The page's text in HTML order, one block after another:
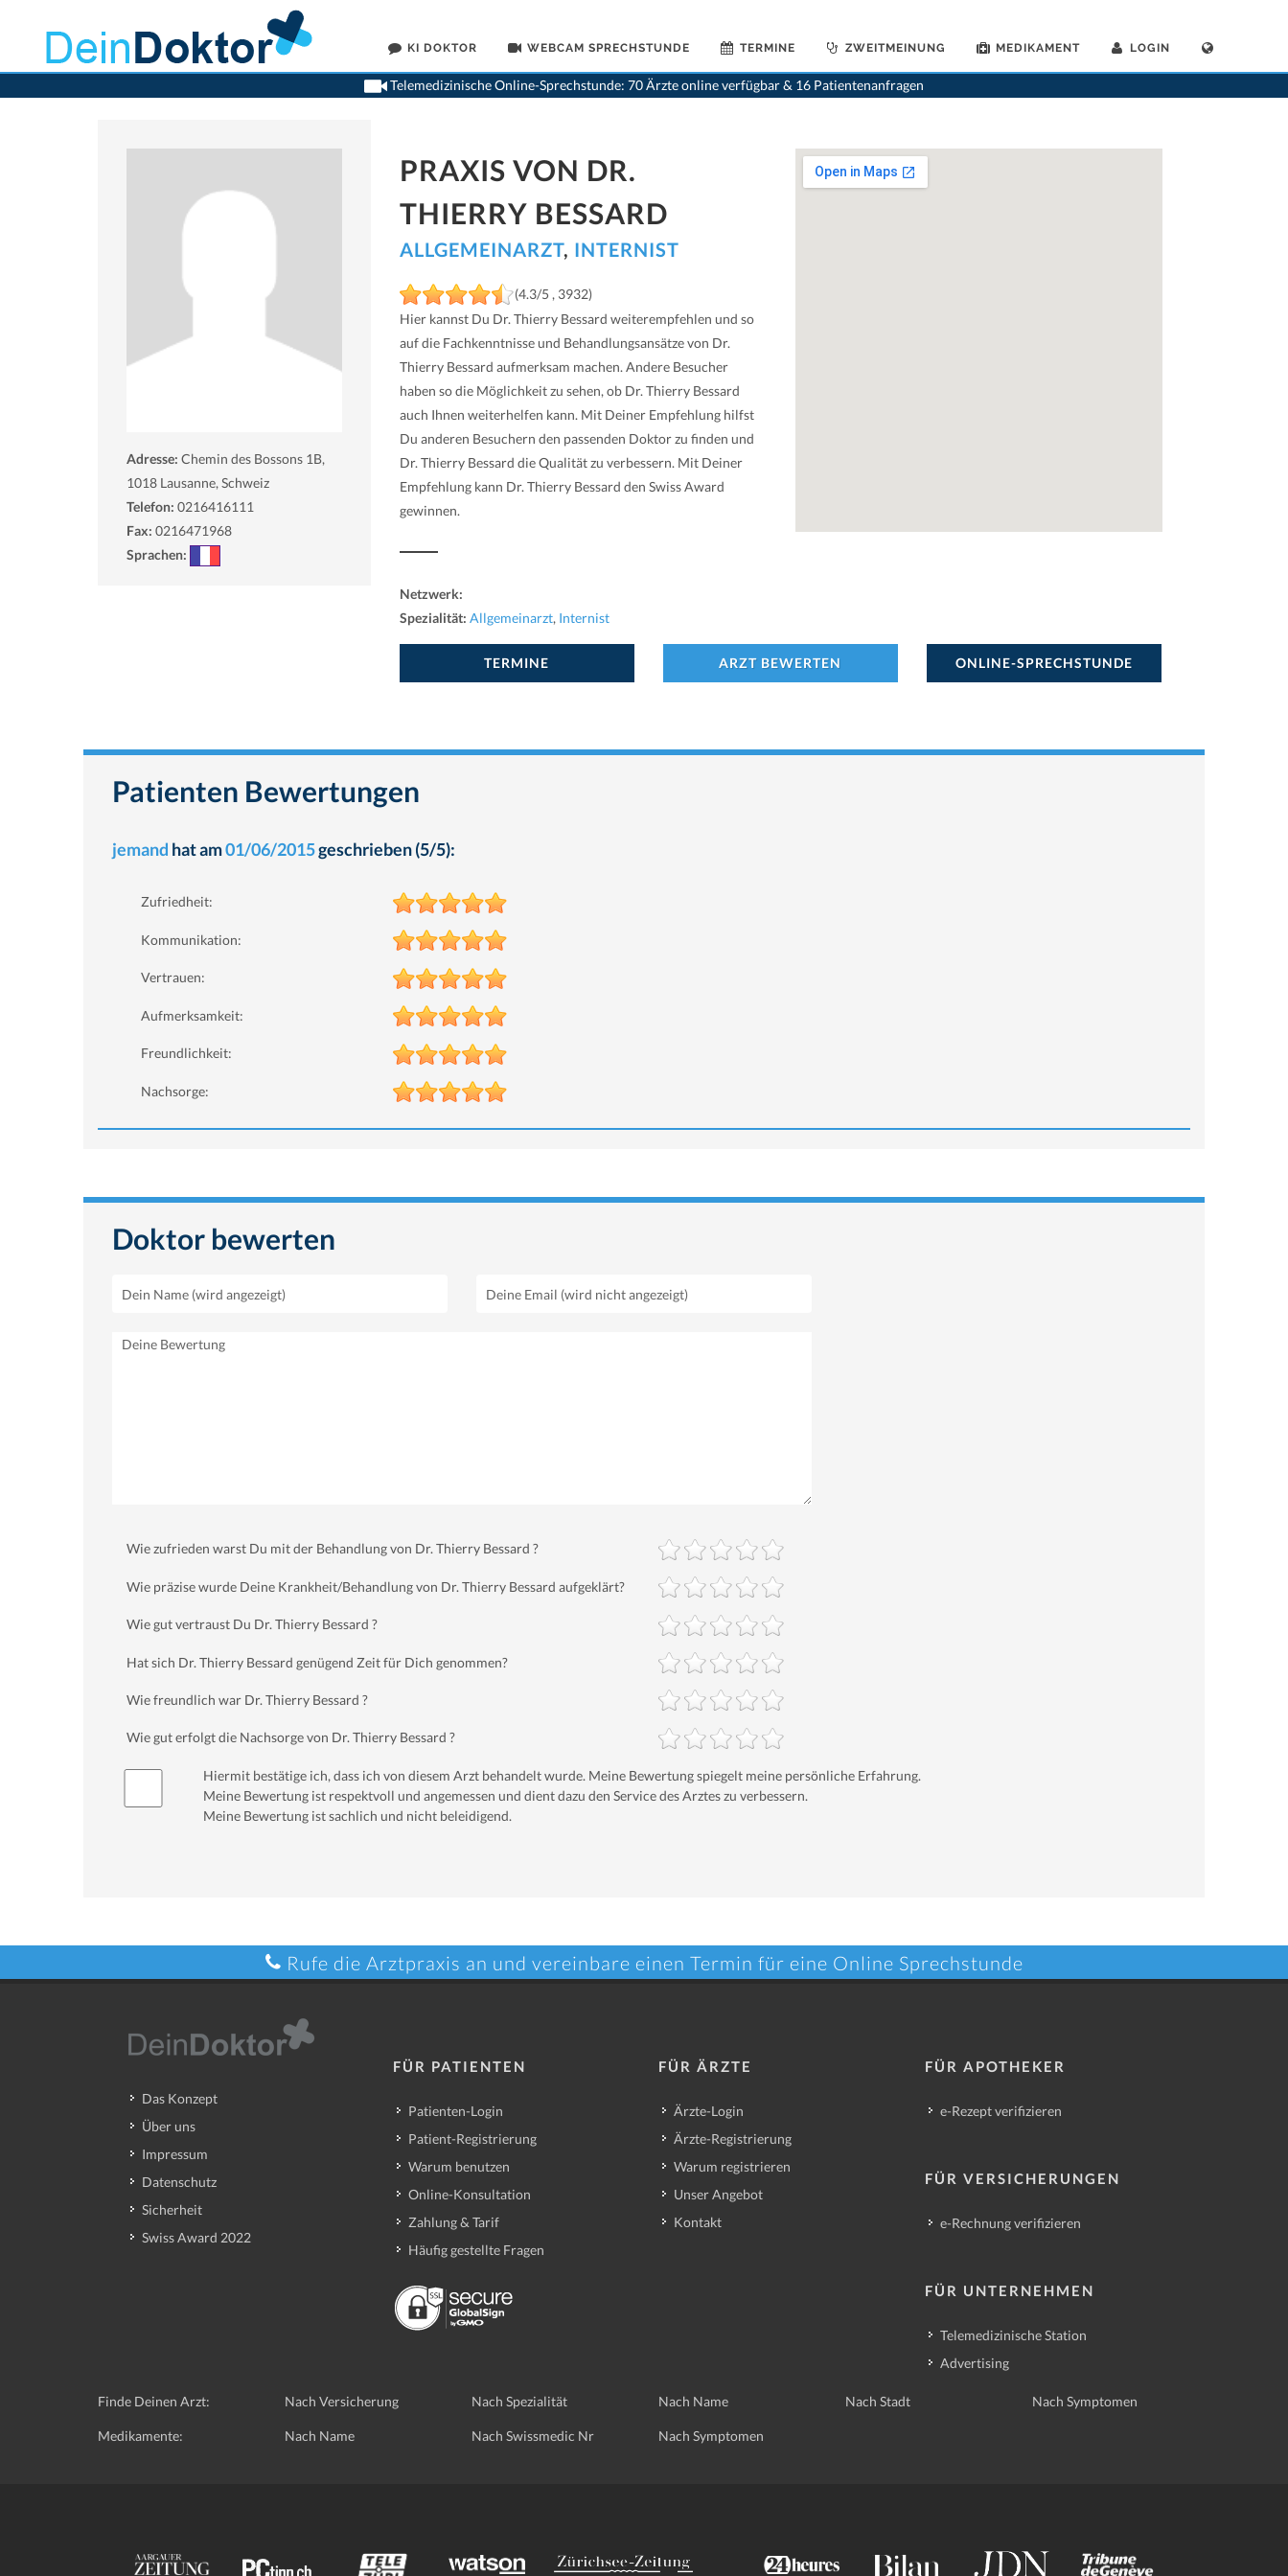
KI DOKTOR WEBCAM SPRECHSTUNDE TERMINE ZWEITMEINUNG MEDIKAMENT LOGIN
Telemedizinische Online-Sprechstunde: 70 Ärzte online verfügbar & 16 Patientenanfragen
>Allgemeinaerzte>Lausanne>Dr. Thierry Bessard>Praxis von Dr. Thierry Bessard
Adresse: Chemin des Bossons 1B,
1018 Lausanne, Schweiz
Telefon: 0216416111
Fax: 0216471968
Sprachen:
PRAXIS VON DR.
THIERRY BESSARD
ALLGEMEINARZT, INTERNIST
(4.3/5 , 3932)
Hier kannst Du Dr. Thierry Bessard weiterempfehlen und so
auf die Fachkenntnisse und Behandlungsansätze von Dr.
Thierry Bessard aufmerksam machen. Andere Besucher
haben so die Möglichkeit zu sehen, ob Dr. Thierry Bessard
auch Ihnen weiterhelfen kann. Mit Deiner Empfehlung hilfst
Du anderen Besuchern den passenden Doktor zu finden und
Dr. Thierry Bessard die Qualität zu verbessern. Mit Deiner
Empfehlung kann Dr. Thierry Bessard den Swiss Award
gewinnen.
Netzwerk:
Spezialität: Allgemeinarzt, Internist
TERMINE ARZT BEWERTEN ONLINE-SPRECHSTUNDE
Patienten Bewertungen
jemand hat am01/06/2015geschrieben (5/5):
Zufriedheit:
Kommunikation:
Vertrauen:
Aufmerksamkeit:
Freundlichkeit:
Nachsorge:
Doktor bewerten
Wie zufrieden warst Du mit der Behandlung von Dr. Thierry Bessard ?
Wie präzise wurde Deine Krankheit/Behandlung von Dr. Thierry Bessard aufgeklärt?
Wie gut vertraust Du Dr. Thierry Bessard ?
Hat sich Dr. Thierry Bessard genügend Zeit für Dich genommen?
Wie freundlich war Dr. Thierry Bessard ?
Wie gut erfolgt die Nachsorge von Dr. Thierry Bessard ?
Hiermit bestätige ich, dass ich von diesem Arzt behandelt wurde. Meine Bewertung spiegelt meine persönliche Erfahrung.
Meine Bewertung ist respektvoll und angemessen und dient dazu den Service des Arztes zu verbessern.
Meine Bewertung ist sachlich und nicht beleidigend.
Rufe die Arztpraxis an und vereinbare einen Termin für eine Online Sprechstunde
Das Konzept
Über uns
Impressum
Datenschutz
Sicherheit
Swiss Award 2022
FÜR PATIENTEN
Patienten-Login
Patient-Registrierung
Warum benutzen
Online-Konsultation
Zahlung & Tarif
Häufig gestellte Fragen
FÜR ÄRZTE
Ärzte-Login
Ärzte-Registrierung
Warum registrieren
Unser Angebot
Kontakt
FÜR APOTHEKER
e-Rezept verifizieren
FÜR VERSICHERUNGEN
e-Rechnung verifizieren
FÜR UNTERNEHMEN
Telemedizinische Station
Advertising
Finde Deinen Arzt: Nach Versicherung Nach Spezialität Nach Name Nach Stadt Nach Symptomen
Medikamente: Nach Name Nach Swissmedic Nr Nach Symptomen